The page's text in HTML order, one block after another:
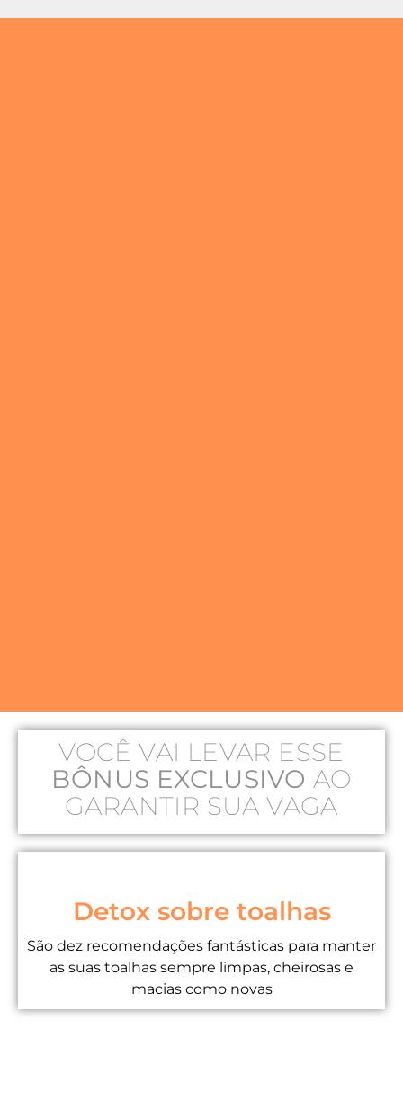
VOCÊ VAI LEVAR ESSE
BÔNUS EXCLUSIVO AO
GARANTIR SUA VAGA
Detox sobre toalhas
São dez recomendações fantásticas para manter
as suas toalhas sempre limpas, cheirosas e
macias como novas